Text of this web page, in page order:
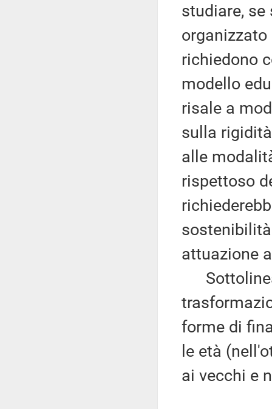
studiare, se
organizzato
richiedono
modello
risale a
sulla
alle
rispettoso
attuazione
forme di
le età
ai vecchi e